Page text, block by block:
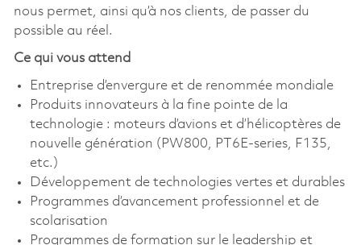
nous permet, ainsi qu’à nos clients, de passer du
possible au réel.
Ce qui vous attend
Entreprise d’envergure et de renommée mondiale
Produits innovateurs à la fine pointe de la
technologie : moteurs d’avions et d’hélicoptères de
nouvelle génération (PW800, PT6E-series, F135,
etc.)
Développement de technologies vertes et durables
Programmes d’avancement professionnel et de
scolarisation
Programmes de formation sur le leadership et